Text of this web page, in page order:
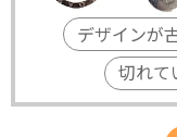
デザインが
切れて